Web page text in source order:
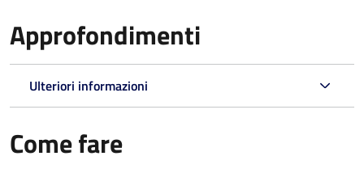
Approfondimenti
Ulteriori informazioni
Come fare